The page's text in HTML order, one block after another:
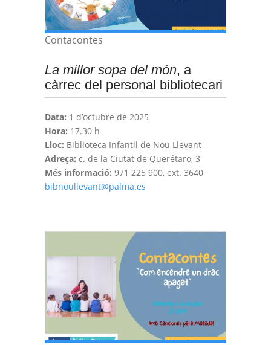
Contacontes
La millor sopa del món, a
càrrec del personal bibliotecari
Data: 1 d’octubre de 2025
Hora: 17.30 h
Lloc: Biblioteca Infantil de Nou Llevant
Adreça: c. de la Ciutat de Querétaro, 3
Més informació: 971 225 900, ext. 3640
bibnoullevant@palma.es